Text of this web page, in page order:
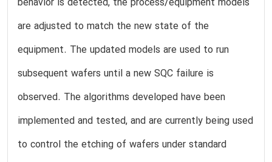
behavior is detected, the process/equipment models
are adjusted to match the new state of the
equipment. The updated models are used to run
subsequent wafers until a new SQC failure is
observed. The algorithms developed have been
implemented and tested, and are currently being used
to control the etching of wafers under standard